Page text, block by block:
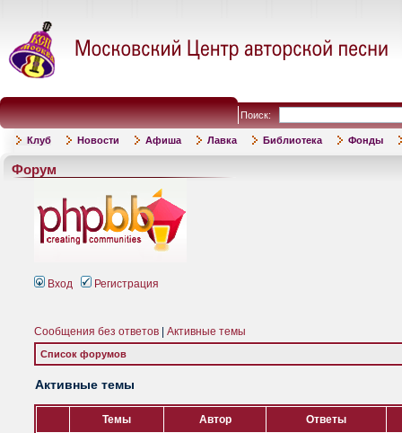
Поиск:
Клуб Новости Афиша Лавка Библиотека Фонды
Форум
Вход Регистрация
Сообщения без ответов Активные темы
Список форумов
Активные темы
Темы Автор Ответы